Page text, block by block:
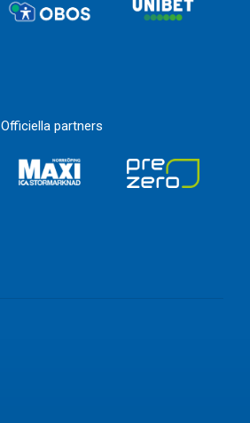
Officiella partners